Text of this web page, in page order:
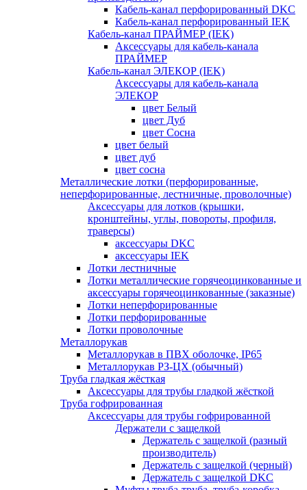
Кабель-канал перфорированный DKC
Кабель-канал перфорированный IEK
Кабель-канал ПРАЙМЕР (IEK)
Аксессуары для кабель-канала
ПРАЙМЕР
Кабель-канал ЭЛЕКОР (IEK)
Аксессуары для кабель-канала
ЭЛЕКОР
цвет Белый
цвет Дуб
цвет Сосна
цвет белый
цвет дуб
цвет сосна
Металлические лотки (перфорированные,
неперфорированные, лестничные, проволочные)
Аксессуары для лотков (крышки,
кронштейны, углы, повороты, профиля,
траверсы)
аксессуары DKC
аксессуары IEK
Лотки лестничные
Лотки металлические горячеоцинкованные и
аксессуары горячеоцинкованные (заказные)
Лотки неперфорированные
Лотки перфорированные
Лотки проволочные
Металлорукав
Металлорукав в ПВХ оболочке, IP65
Металлорукав РЗ-ЦХ (обычный)
Труба гладкая жёсткая
Аксессуары для трубы гладкой жёсткой
Труба гофрированная
Аксессуары для трубы гофрированной
Держатели с защелкой
Держатель с защелкой (разный
производитель)
Держатель с защелкой (черный)
Держатель с защелкой DKC